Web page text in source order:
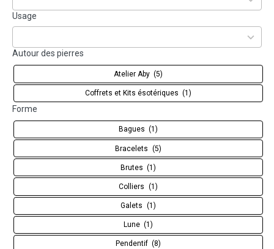
Usage
66
results
Autour des pierres
Atelier Aby (5)
Coffrets et Kits ésotériques (1)
Forme
Bagues (1)
Bracelets (5)
Brutes (1)
Colliers (1)
Galets (1)
Lune (1)
Pendentif (8)